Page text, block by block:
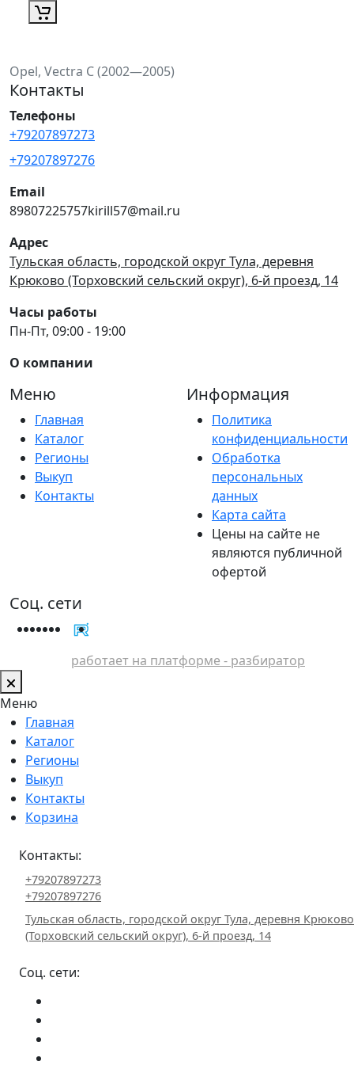
Opel, Vectra C (2002—2005)
Контакты
Телефоны
+79207897273
+79207897276
Email
89807225757kirill57@mail.ru
Адрес
Тульская область, городской округ Тула, деревня
Крюково (Торховский сельский округ), 6-й проезд, 14
Часы работы
Пн-Пт, 09:00 - 19:00
О компании
Меню
Главная
Каталог
Регионы
Выкуп
Контакты
Информация
Политика
конфиденциальности
Обработка
персональных
данных
Карта сайта
Цены на сайте не
являются публичной
офертой
Соц. сети
работает на платформе - разбиратор
Меню
Главная
Каталог
Регионы
Выкуп
Контакты
Корзина
Контакты:
+79207897273
+79207897276
Тульская область, городской округ Тула, деревня Крюково
(Торховский сельский округ), 6-й проезд, 14
Соц. сети: